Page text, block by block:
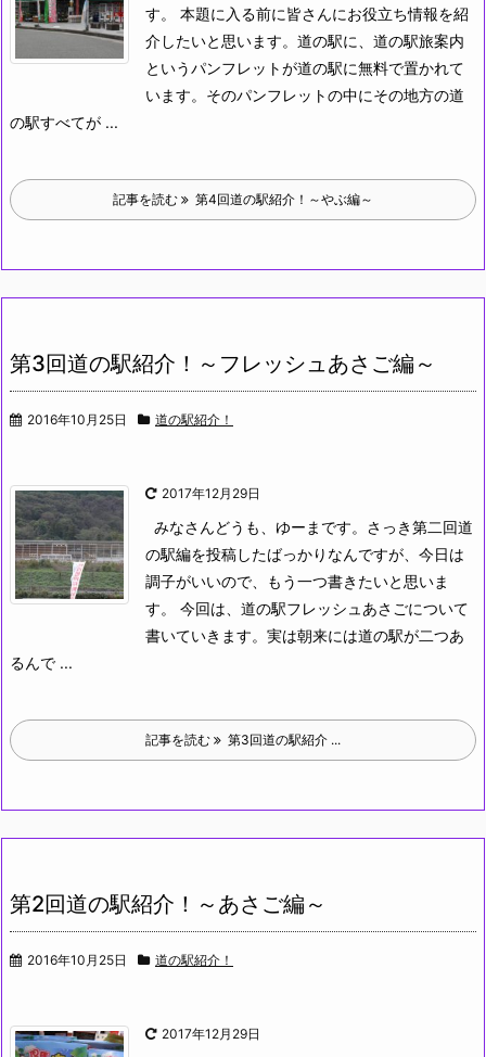
す。
本題に入る前に皆さんにお役立ち情報を紹
介したいと思います。道の駅に、道の駅旅案内
というパンフレットが道の駅に無料で置かれて
います。そのパンフレットの中にその地方の道
の駅すべてが ...
記事を読む 第4回道の駅紹介！～やぶ編～
第3回道の駅紹介！～フレッシュあさご編～
2016年10月25日 道の駅紹介！
2017年12月29日
みなさんどうも、ゆーまです。さっき第二回道
の駅編を投稿したばっかりなんですが、今日は
調子がいいので、もう一つ書きたいと思いま
す。
今回は、道の駅フレッシュあさごについて
書いていきます。実は朝来には道の駅が二つあ
るんで ...
記事を読む 第3回道の駅紹介 ...
第2回道の駅紹介！～あさご編～
2016年10月25日 道の駅紹介！
2017年12月29日